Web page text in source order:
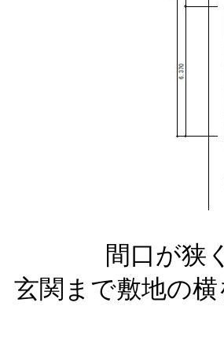
間口が狭
玄関まで敷地の